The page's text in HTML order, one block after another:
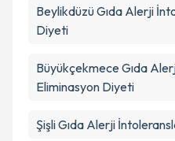
BeylikdüzüGıda Alerji
Diyeti
Büyükçekmece Gıda
Eliminasyon Diyeti
ŞişliGıda Alerji